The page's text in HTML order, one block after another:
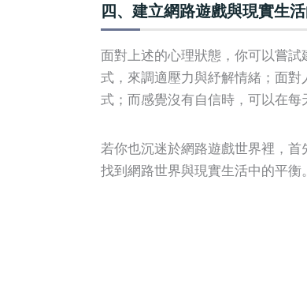
四、建立網路遊戲與現實生
面對上述的心理狀態，你可以嘗
式，來調適壓力與紓解情緒；面
式；而感覺沒有自信時，可以在每
若你也沉迷於網路遊戲世界裡，
找到網路世界與現實生活中的平衡